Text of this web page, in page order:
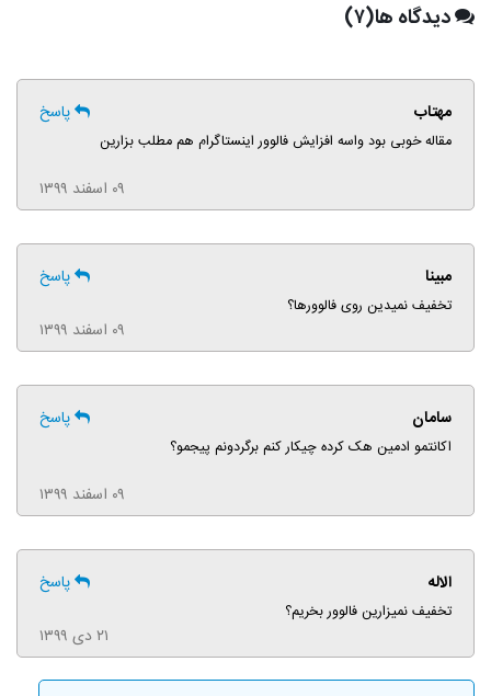
دیدگاه ها(۷)
مهتاب پاسخ
مقاله خوبی بود واسه افزایش فالوور اینستاگرام هم مطلب بزارین
۰۹ اسفند ۱۳۹۹
مبینا پاسخ
تخفیف نمیدین روی فالوورها؟
۰۹ اسفند ۱۳۹۹
سامان پاسخ
اکانتمو ادمین هک کرده چیکار کنم برگردونم پیجمو؟
۰۹ اسفند ۱۳۹۹
الاله پاسخ
تخفیف نمیزارین فالوور بخریم؟
۲۱ دی ۱۳۹۹